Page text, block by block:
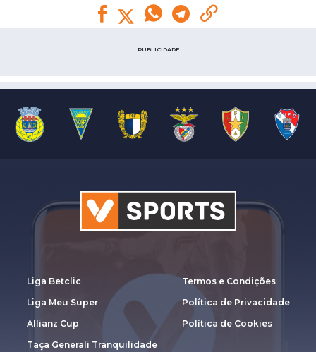
PUBLICIDADE
Liga Betclic
Liga Meu Super
Allianz Cup
Taça Generali Tranquilidade
Termos e Condições
Política de Privacidade
Política de Cookies